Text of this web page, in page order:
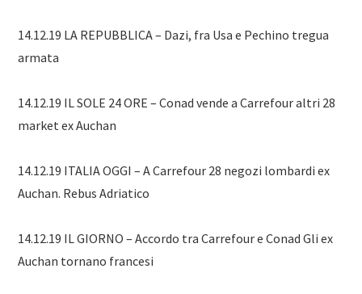
14.12.19 LA REPUBBLICA – Dazi, fra Usa e Pechino tregua
armata
14.12.19 IL SOLE 24 ORE – Conad vende a Carrefour altri 28
market ex Auchan
14.12.19 ITALIA OGGI – A Carrefour 28 negozi lombardi ex
Auchan. Rebus Adriatico
14.12.19 IL GIORNO – Accordo tra Carrefour e Conad Gli ex
Auchan tornano francesi